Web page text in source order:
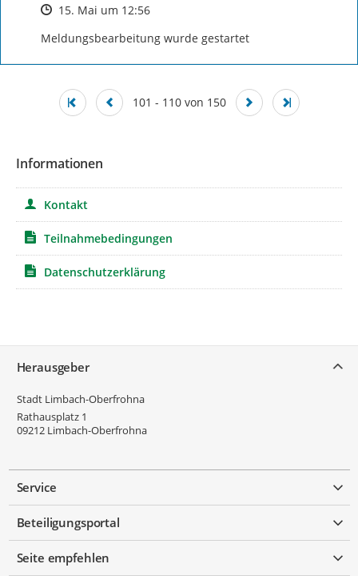
Zeitpunkt des Erstellens
15. Mai um 12:56
Meldungsbearbeitung wurde gestartet
101 - 110 von 150
Informationen
Kontakt
Teilnahmebedingungen
Datenschutzerklärung
Herausgeber
Stadt Limbach-Oberfrohna
Rathausplatz 1
09212 Limbach-Oberfrohna
Service
Beteiligungsportal
Seite empfehlen